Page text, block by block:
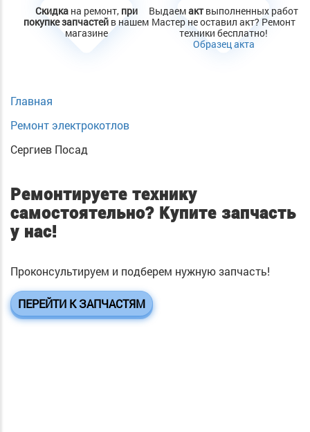
Скидкана ремонт, при
покупке запчастей в нашем
магазине
Выдаемактвыполненных работ
Мастер не оставил акт? Ремонт
техники бесплатно!
Образец акта
Главная
Ремонт электрокотлов
Сергиев Посад
Ремонтируете технику
самостоятельно? Купите запчасть
у нас!
Проконсультируем и подберем нужную запчасть!
ПЕРЕЙТИ К ЗАПЧАСТЯМ